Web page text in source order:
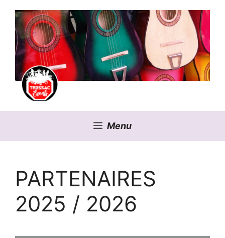
contenu
Menu
PARTENAIRES
2025 / 2026